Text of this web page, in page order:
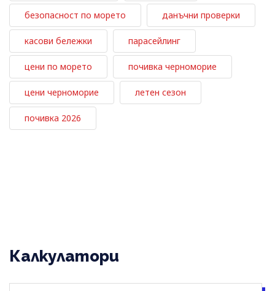
безопасност по морето данъчни проверки
касови бележки парасейлинг
цени по морето почивка черноморие
цени черноморие летен сезон
почивка 2026
Калкулатори